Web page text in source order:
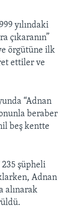
yılındaki
çıkaranın”
örgütüne ilk
ettiler ve
“Adnan
beraber
beş kentte
şüpheli
Adnan
alınarak